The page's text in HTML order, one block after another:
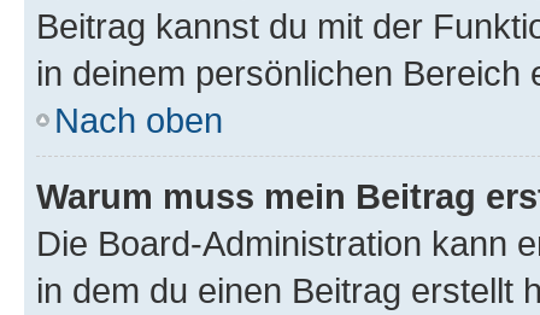
Beitrag kannst du mit der
in deinem persönlichen Bereich
Nach oben
Warum muss mein Beitrag
Die Board-Administration kann
in dem du einen Beitrag erstellt